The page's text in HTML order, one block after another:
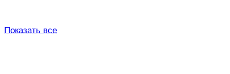
Показать все